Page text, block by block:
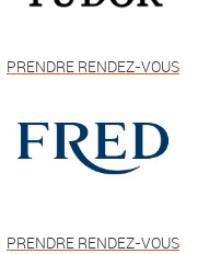
PRENDRE RENDEZ-VOUS
PRENDRE RENDEZ-VOUS